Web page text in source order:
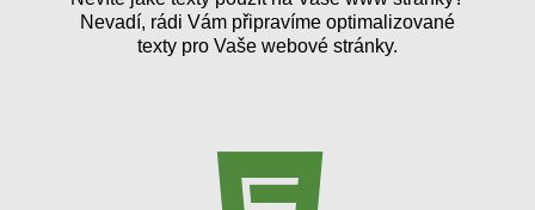
Nevadí, rádi Vám připravíme optimalizované
texty pro Vaše webové stránky.